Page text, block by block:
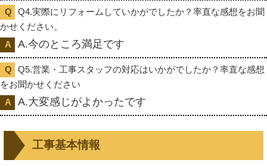
Q4.実際にリフォームしていかがでしたか？率直な感想をお聞
かせください。
A.今のところ満足です
Q5.営業・工事スタッフの対応はいかがでしたか？率直な感想
をお聞かせください
A.大変感じがよかったです
工事基本情報